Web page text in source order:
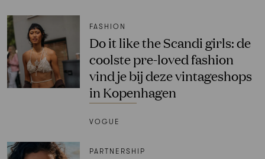
FASHION
Do it like the Scandi girls: de
coolste pre-loved fashion
vind je bij deze vintageshops
in Kopenhagen
VOGUE
PARTNERSHIP